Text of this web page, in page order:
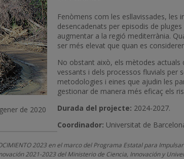
de 2020
Fenòmens com les esllavissades, les
desencadenats per episodis de
augmentar a la regió mediterrània.
ser més elevat que quan es
No obstant això, els mètodes actuals
vessants i dels processos fluvials per
metodologies i eines que ajudin les
gestionar de manera més eficaç els
Durada del projecte: 2024-2027.
Coordinador: Universitat de
2023 en el marco del Programa Estatal para
2021-2023 del Ministerio de Ciencia, Innovación y